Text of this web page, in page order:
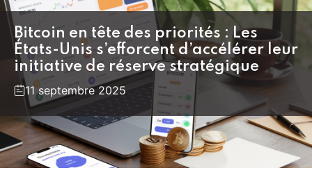
Bitcoin en tête des priorités : Les
États-Unis s’efforcent d’accélérer leur
initiative de réserve stratégique
11 septembre 2025